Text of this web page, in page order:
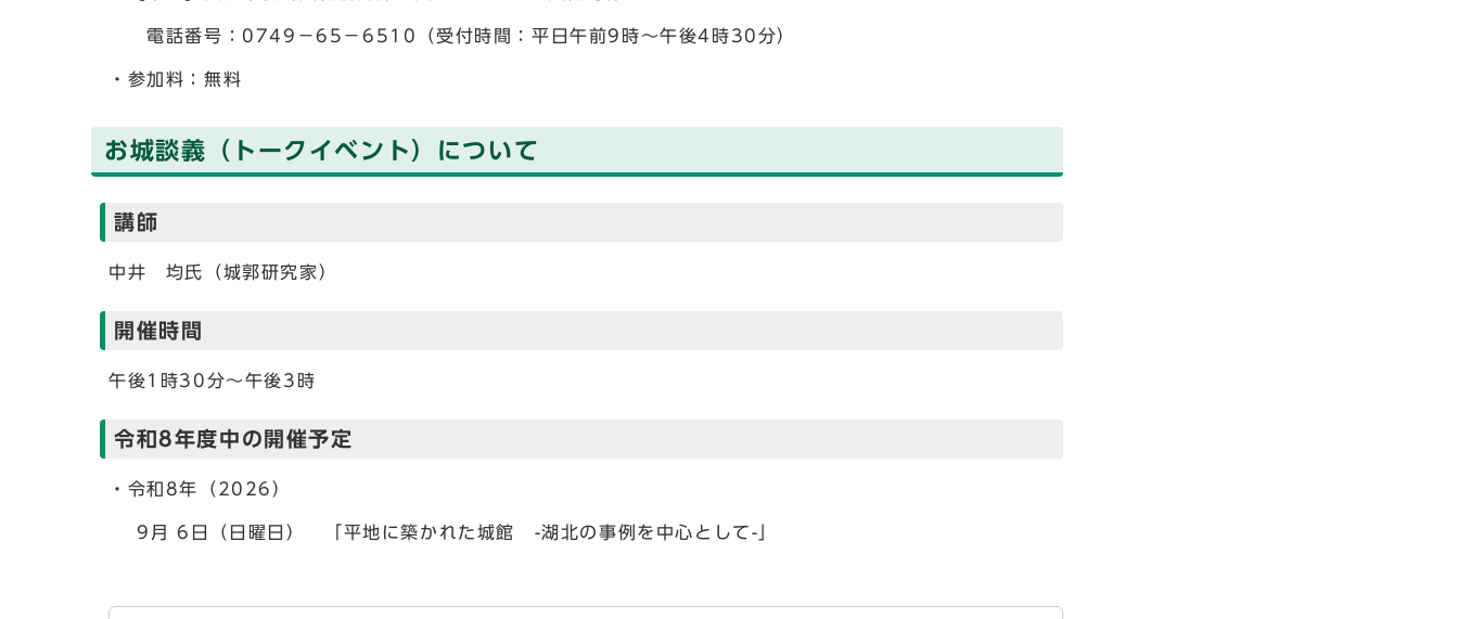
電話番号：0749－65－6510（受付時間：平日午前9時～午後4時30分）
・参加料：無料
お城談義（トークイベント）について
講師
中井 均氏（城郭研究家）
開催時間
午後1時30分～午後3時
令和8年度中の開催予定
・令和8年（2026）
9月 6日（日曜日） 「平地に築かれた城館 -湖北の事例を中心として-」